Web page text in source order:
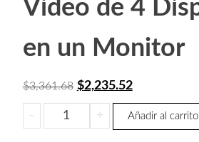
Video de 4
en un Monitor
$3,361.68 El
precio
original
$2,235.52El
precio
-
SAXXON
LKV401MS-
+ Añadir al carrito